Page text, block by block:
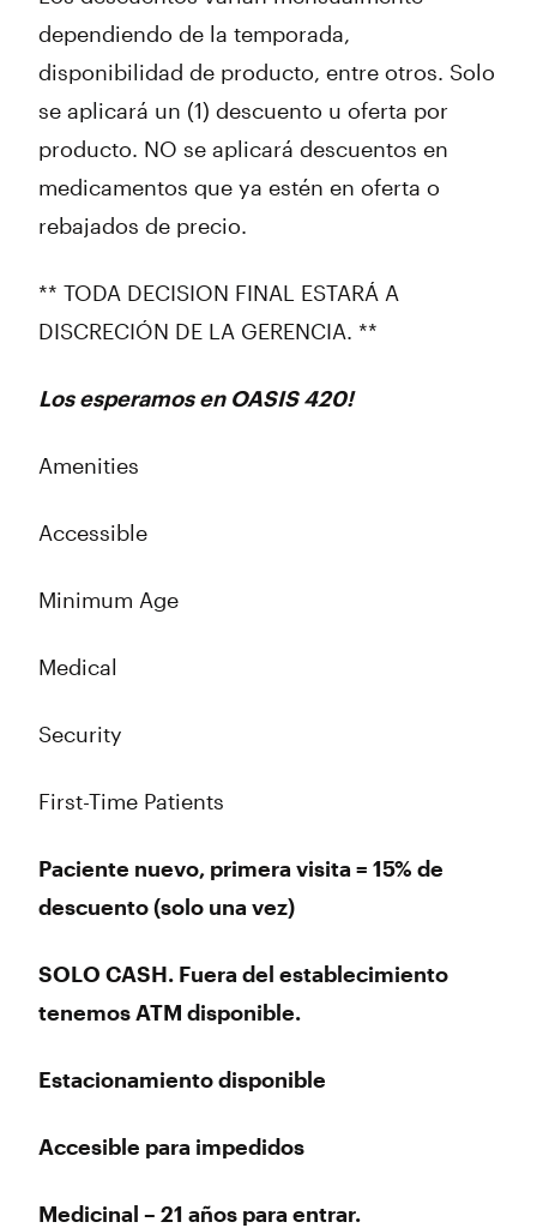
dependiendo de la temporada,
disponibilidad de producto, entre otros. Solo
se aplicará un (1) descuento u oferta por
producto. NO se aplicará descuentos en
medicamentos que ya estén en oferta o
rebajados de precio.
** TODA DECISION FINAL ESTARÁ A
DISCRECIÓN DE LA GERENCIA. **
Los esperamos en OASIS 420!
Amenities
Accessible
Minimum Age
Medical
Security
First-Time Patients
Paciente nuevo, primera visita = 15% de
descuento (solo una vez)
SOLO CASH. Fuera del establecimiento
tenemos ATM disponible.
Estacionamiento disponible
Accesible para impedidos
Medicinal – 21 años para entrar.